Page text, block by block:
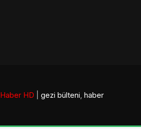
Haber HD gezi bülteni haber